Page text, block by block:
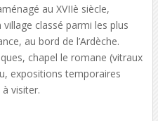
au XVIIè siècle,
classé parmi les plus
au bord de l’Ardèche.
chapel le romane (vitraux
expositions temporaires
visiter.